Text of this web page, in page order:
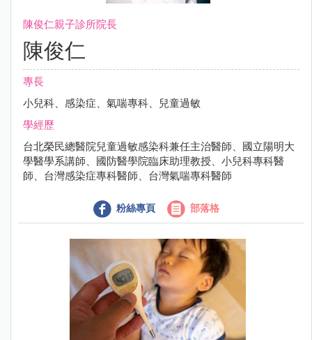
陳俊仁親子診所院長
陳俊仁
專長
小兒科、感染症、氣喘專科、兒童過敏
學經歷
台北榮民總醫院兒童過敏感染科兼任主治醫師、國立陽明大
學醫學系講師、國防醫學院臨床助理教授、小兒科專科醫
師、台灣感染症專科醫師、台灣氣喘專科醫師
粉絲專頁 部落格